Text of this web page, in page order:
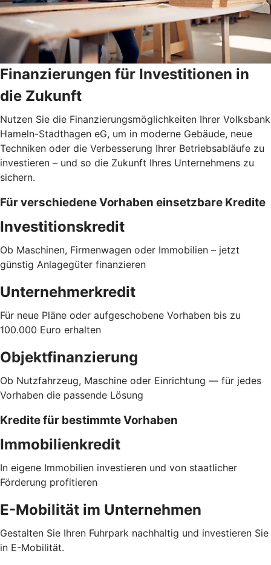
Finanzierungen für Investitionen in
die Zukunft
Nutzen Sie die Finanzierungsmöglichkeiten Ihrer Volksbank
Hameln-Stadthagen eG, um in moderne Gebäude, neue
Techniken oder die Verbesserung Ihrer Betriebsabläufe zu
investieren – und so die Zukunft Ihres Unternehmens zu
sichern.
Für verschiedene Vorhaben einsetzbare Kredite
Investitionskredit
Ob Maschinen, Firmenwagen oder Immobilien – jetzt
günstig Anlagegüter finanzieren
Unternehmerkredit
Für neue Pläne oder aufgeschobene Vorhaben bis zu
100.000 Euro erhalten
Objektfinanzierung
Ob Nutzfahrzeug, Maschine oder Einrichtung — für jedes
Vorhaben die passende Lösung
Kredite für bestimmte Vorhaben
Immobilienkredit
In eigene Immobilien investieren und von staatlicher
Förderung profitieren
E-Mobilität im Unternehmen
Gestalten Sie Ihren Fuhrpark nachhaltig und investieren Sie
in E-Mobilität.